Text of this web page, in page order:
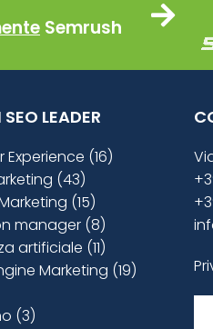
Semrush
LEADER
(16)
(43)
(15)
manager (8)
artificiale (11)
Marketing (19)
(3)